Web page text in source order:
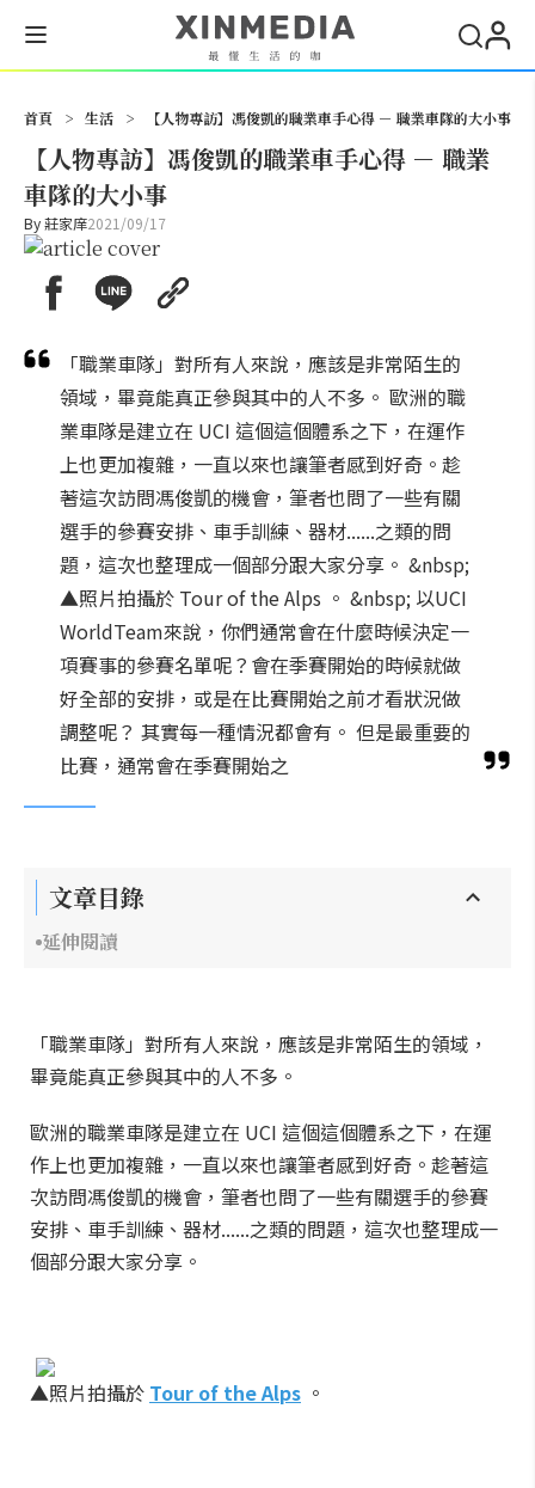
首頁 > 生活 > 【人物專訪】馮俊凱的職業車手心得 － 職業車隊的大小事
【人物專訪】馮俊凱的職業車手心得 － 職業
車隊的大小事
By莊家庠2021/09/17
「職業車隊」對所有人來說，應該是非常陌生的
領域，畢竟能真正參與其中的人不多。 歐洲的職
業車隊是建立在 UCI 這個這個體系之下，在運作
上也更加複雜，一直以來也讓筆者感到好奇。趁
著這次訪問馮俊凱的機會，筆者也問了一些有關
選手的參賽安排、車手訓練、器材......之類的問
題，這次也整理成一個部分跟大家分享。 &nbsp;
▲照片拍攝於 Tour of the Alps 。 &nbsp; 以UCI
WorldTeam來說，你們通常會在什麼時候決定一
項賽事的參賽名單呢？會在季賽開始的時候就做
好全部的安排，或是在比賽開始之前才看狀況做
調整呢？ 其實每一種情況都會有。 但是最重要的
比賽，通常會在季賽開始之
文章目錄
延伸閱讀
「職業車隊」對所有人來說，應該是非常陌生的領域，
畢竟能真正參與其中的人不多。
歐洲的職業車隊是建立在 UCI 這個這個體系之下，在運
作上也更加複雜，一直以來也讓筆者感到好奇。趁著這
次訪問馮俊凱的機會，筆者也問了一些有關選手的參賽
安排、車手訓練、器材......之類的問題，這次也整理成一
個部分跟大家分享。
▲照片拍攝於 Tour of the Alps 。